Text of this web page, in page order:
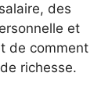
des
et
de comment
richesse.